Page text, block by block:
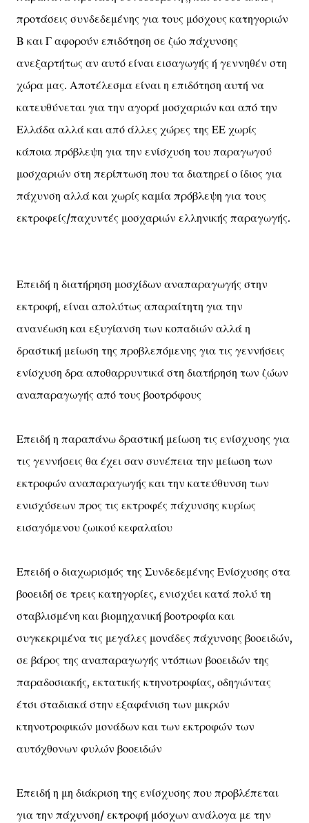
προτάσεις συνδεδεμένης για τους μόσχους κατηγοριών
Β και Γ αφορούν επιδότηση σε ζώο πάχυνσης
ανεξαρτήτως αν αυτό είναι εισαγωγής ή γεννηθέν στη
χώρα μας. Αποτέλεσμα είναι η επιδότηση αυτή να
κατευθύνεται για την αγορά μοσχαριών και από την
Ελλάδα αλλά και από άλλες χώρες της ΕΕ χωρίς
κάποια πρόβλεψη για την ενίσχυση του παραγωγού
μοσχαριών στη περίπτωση που τα διατηρεί ο ίδιος για
πάχυνση αλλά και χωρίς καμία πρόβλεψη για τους
εκτροφείς/παχυντές μοσχαριών ελληνικής παραγωγής.
Επειδή η διατήρηση μοσχίδων αναπαραγωγής στην
εκτροφή, είναι απολύτως απαραίτητη για την
ανανέωση και εξυγίανση των κοπαδιών αλλά η
δραστική μείωση της προβλεπόμενης για τις γεννήσεις
ενίσχυση δρα αποθαρρυντικά στη διατήρηση των ζώων
αναπαραγωγής από τους βοοτρόφους
Επειδή η παραπάνω δραστική μείωση τις ενίσχυσης για
τις γεννήσεις θα έχει σαν συνέπεια την μείωση των
εκτροφών αναπαραγωγής και την κατεύθυνση των
ενισχύσεων προς τις εκτροφές πάχυνσης κυρίως
εισαγόμενου ζωικού κεφαλαίου
Επειδή ο διαχωρισμός της Συνδεδεμένης Ενίσχυσης στα
βοοειδή σε τρεις κατηγορίες, ενισχύει κατά πολύ τη
σταβλισμένη και βιομηχανική βοοτροφία και
συγκεκριμένα τις μεγάλες μονάδες πάχυνσης βοοειδών,
σε βάρος της αναπαραγωγής ντόπιων βοοειδών της
παραδοσιακής, εκτατικής κτηνοτροφίας, οδηγώντας
έτσι σταδιακά στην εξαφάνιση των μικρών
κτηνοτροφικών μονάδων και των εκτροφών των
αυτόχθονων φυλών βοοειδών
Επειδή η μη διάκριση της ενίσχυσης που προβλέπεται
για την πάχυνση/ εκτροφή μόσχων ανάλογα με την